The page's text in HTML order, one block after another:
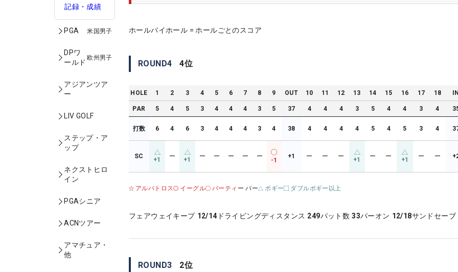
記録・成績
PGA 米国男子
DPワ
ールド
欧州男子
アジアンツア
ー
LIV GOLF
ステップ・ア
ップ
ネクストヒロ
イン
PGAシニア
ACNツアー
アマチュア・
他
ホールバイホール = ホールごとのスコア
ROUND4 4位
HOLE 1 2 3 4 5 6 7 8 9 OUT 10 11 12 13 14 15 16 17 18
PAR 5 4 5 3 4 4 4 3 5 37 4 4 4 3 5 4 4 3 4
打数 6 4 6 3 4 4 4 3 4 38 4 4 4 4 5 4 5 3 4
SC +1 ー +1 ー ー ー ー ー
-1
+1 ー ー ー +1 ー ー +1 ー ー
アルバトロス イーグル バーティ ー パー ボギー ダブルボギー以上
フェアウェイキープ 12/14 ドライビングディスタンス 249パット数 33パーオン 12/18サンドセーブ
ROUND3 2位